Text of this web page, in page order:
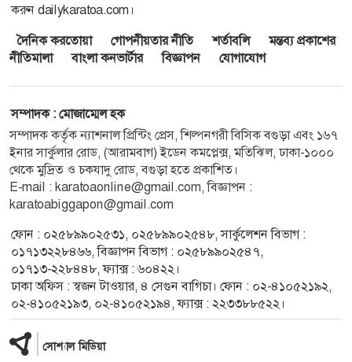
করুন dailykaratoa.com।
দৈনিক করতোয়া
গোপনীয়তার নীতি শর্তাবলি
মন্তব্য প্রকাশের
নীতিমালা
বাংলা কনভার্টার বিজ্ঞাপন যোগাযোগ
সম্পাদক : মোজাম্মেল হক
সম্পাদক কর্তৃক ন্যাশনাল প্রিন্টিং প্রেস, শিল্পনগরী বিসিক বগুড়া এবং ১৬৭
ইনার সার্কুলার রোড, (আরামবাগ) ইডেন কমপ্লেক্স, মতিঝিল, ঢাকা-১০০০
থেকে মুদ্রিত ও চকযাদু রোড, বগুড়া হতে প্রকাশিত।
E-mail : karatoaonline@gmail.com, বিজ্ঞাপন :
karatoabiggapon@gmail.com
ফোন : ০২৫৮৯৯০২৫৩১, ০২৫৮৯৯০২৫৪৮, সার্কুলেশন বিভাগ :
০১৭১৩২২৮৪৬৬, বিজ্ঞাপন বিভাগ : ০২৫৮৯৯০২৫৪৭,
০১৭১৩-২২৮৪৪৮, ফ্যাক্স : ৬০৪২২।
ঢাকা অফিস : স্বজন টাওয়ার, ৪ সেগুন বাগিচা। ফোন : ০২-৪১০৫২১৯২,
০২-৪১০৫২১৯৩, ০২-৪১০৫২১৯৪, ফ্যাক্স : ২২৩৩৮৮৫২২।
সোশ্যাল মিডিয়া